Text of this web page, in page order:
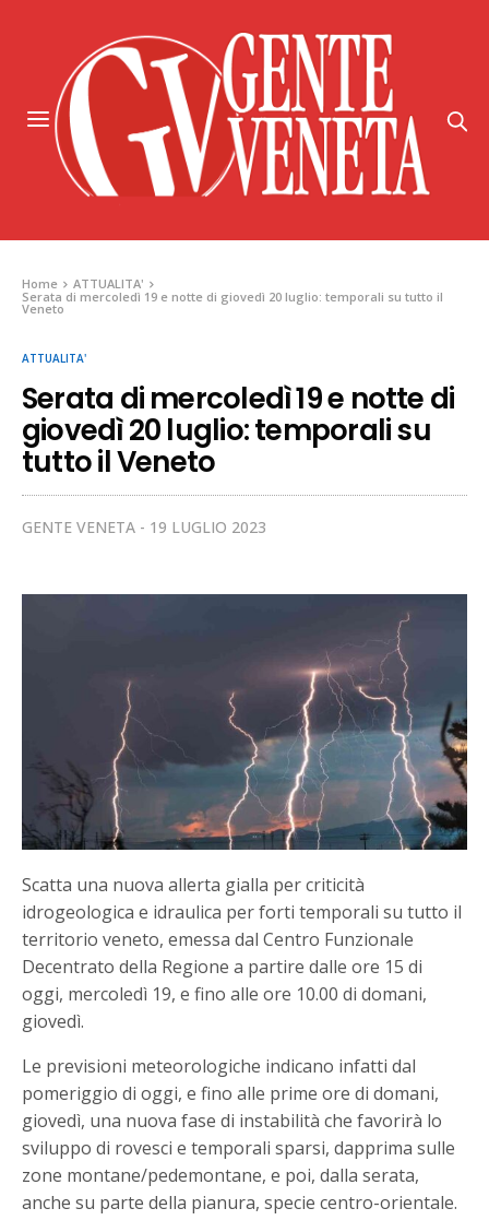
Home
ATTUALITA'
Serata di mercoledì 19 e notte di giovedì 20 luglio: temporali su tutto il
Veneto
ATTUALITA'
Serata di mercoledì 19 e notte di
giovedì 20 luglio: temporali su
tutto il Veneto
GENTE VENETA 19 LUGLIO 2023
Scatta una nuova allerta gialla per criticità
idrogeologica e idraulica per forti temporali su tutto il
territorio veneto, emessa dal Centro Funzionale
Decentrato della Regione a partire dalle ore 15 di
oggi, mercoledì 19, e fino alle ore 10.00 di domani,
giovedì.
Le previsioni meteorologiche indicano infatti dal
pomeriggio di oggi, e fino alle prime ore di domani,
giovedì, una nuova fase di instabilità che favorirà lo
sviluppo di rovesci e temporali sparsi, dapprima sulle
zone montane/pedemontane, e poi, dalla serata,
anche su parte della pianura, specie centro-orientale.